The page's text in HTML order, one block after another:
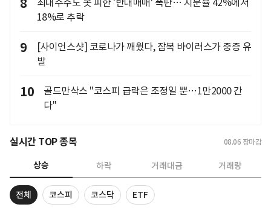
8
최대주주도 못 피한 '반대매매' 폭탄… 지분율 42%에서
18%로 추락
9
[사이언스샷] 코로나가 깨웠다, 잠복 바이러스가 중증 유
발
10
골드만삭스 "코스피 급락은 조정일 뿐…1만2000 간
다"
실시간 TOP 종목 08.06 장마감
상승 하락 거래대금 거래량
전체 코스피 코스닥 ETF